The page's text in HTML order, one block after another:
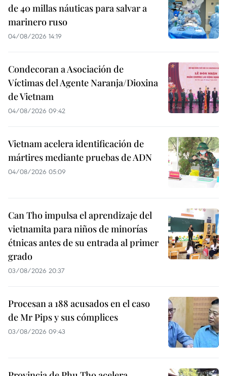
de 40 millas náuticas para salvar a
marinero ruso
04/08/2026 14:19
Condecoran a Asociación de
Víctimas del Agente Naranja/Dioxina
de Vietnam
04/08/2026 09:42
Vietnam acelera identificación de
mártires mediante pruebas de ADN
04/08/2026 05:09
Can Tho impulsa el aprendizaje del
vietnamita para niños de minorías
étnicas antes de su entrada al primer
grado
03/08/2026 20:37
Procesan a 188 acusados en el caso
de Mr Pips y sus cómplices
03/08/2026 09:43